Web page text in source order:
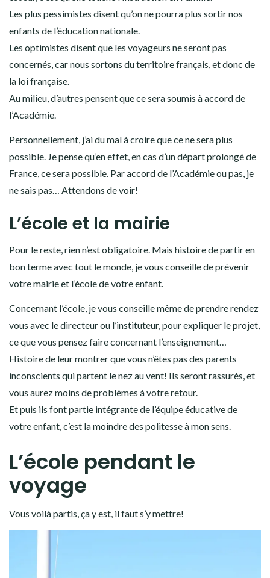
Les plus pessimistes disent qu’on ne pourra plus sortir nos
enfants de l’éducation nationale.
Les optimistes disent que les voyageurs ne seront pas
concernés, car nous sortons du territoire français, et donc de
la loi française.
Au milieu, d’autres pensent que ce sera soumis à accord de
l’Académie.
Personnellement, j’ai du mal à croire que ce ne sera plus
possible. Je pense qu’en effet, en cas d’un départ prolongé de
France, ce sera possible. Par accord de l’Académie ou pas, je
ne sais pas… Attendons de voir!
L’école et la mairie
Pour le reste, rien n’est obligatoire. Mais histoire de partir en
bon terme avec tout le monde, je vous conseille de prévenir
votre mairie et l’école de votre enfant.
Concernant l’école, je vous conseille même de prendre rendez
vous avec le directeur ou l’instituteur, pour expliquer le projet,
ce que vous pensez faire concernant l’enseignement…
Histoire de leur montrer que vous n’êtes pas des parents
inconscients qui partent le nez au vent! Ils seront rassurés, et
vous aurez moins de problèmes à votre retour.
Et puis ils font partie intégrante de l’équipe éducative de
votre enfant, c’est la moindre des politesse à mon sens.
L’école pendant le
voyage
Vous voilà partis, ça y est, il faut s’y mettre!